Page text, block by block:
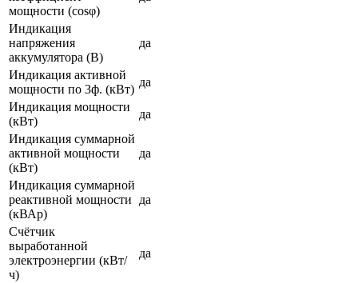
мощности (cosφ)
Индикация
напряжения
аккумулятора (В)
да
Индикация активной
мощности по 3ф. (кВт)
да
Индикация мощности
(кВт)
да
Индикация суммарной
активной мощности
(кВт)
да
Индикация суммарной
реактивной мощности
(кВАр)
да
Счётчик
выработанной
электроэнергии (кВт/
ч)
да